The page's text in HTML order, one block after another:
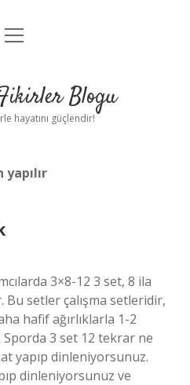
Uyarı
menüyü
Blogu
hayatını güçlendir!
3×8-12 3 set, 8 ila
Bu setler çalışma setleridir,
hafif ağırlıklarla 1-2
Sporda 3 set 12 tekrar ne
yapıp dinleniyorsunuz.
dinleniyorsunuz ve